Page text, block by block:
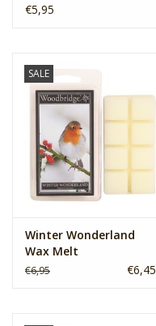
€5,95
SALE
Winter Wonderland
Wax Melt
€6,95 €6,45